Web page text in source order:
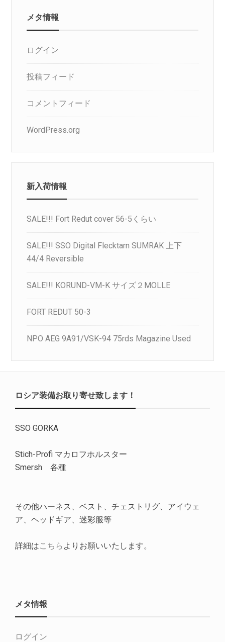
メタ情報
ログイン
投稿フィード
コメントフィード
WordPress.org
新入荷情報
SALE!!! Fort Redut cover 56-5くらい
SALE!!! SSO Digital Flecktarn SUMRAK 上下
44/4 Reversible
SALE!!! KORUND-VM-K サイズ２MOLLE
FORT REDUT 50-3
NPO AEG 9A91/VSK-94 75rds Magazine Used
ロシア装備お取り寄せ致します！
SSO GORKA
Stich-Profi マカロフホルスター
Smersh 各種
その他ハーネス、ベスト、チェストリグ、アイウェ
ア、ヘッドギア、迷彩服等
詳細はこちら よりお願いいたします。
メタ情報
ログイン